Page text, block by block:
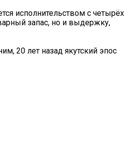
исполнительством с четырёх
запас, но и выдержку,
20 лет назад якутский эпос